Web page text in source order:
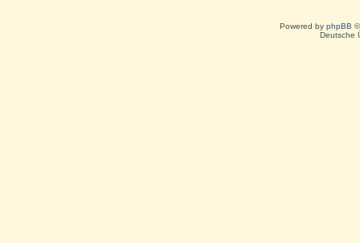
Powered by phpBB
Deutsche